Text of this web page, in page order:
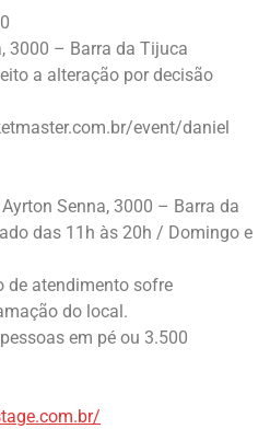
3000 – Barra da Tijuca
a alteração por decisão
event/daniel
Senna, 3000 – Barra da
das 11h às 20h / Domingo e
de atendimento sofre
do local.
em pé ou 3.500